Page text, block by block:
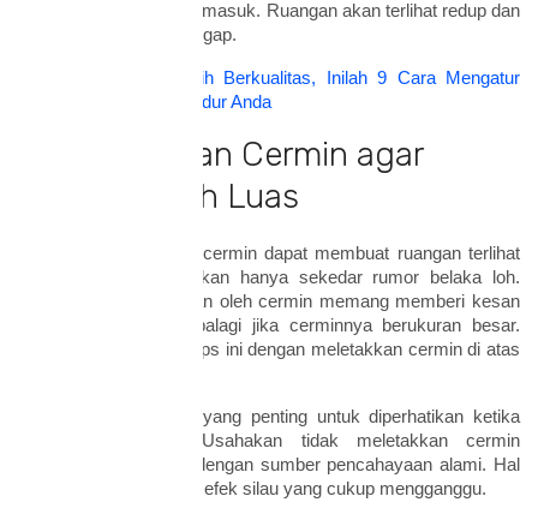
cahaya matahari untuk masuk. Ruangan akan terlihat redup dan
memberikan kesan pengap.
Tidur Lebih Berkualitas, Inilah 9 Cara Mengatur
Pencahayaan Kamar Tidur Anda
3. Manfaatkan Cermin agar
Terlihat Lebih Luas
Pernah dengar bahwa cermin dapat membuat ruangan terlihat
lebih luas? Hal ini bukan hanya sekedar rumor belaka loh.
Refleksi yang diciptakan oleh cermin memang memberi kesan
ruangan lebih lega, apalagi jika cerminnya berukuran besar.
Anda dapat mencoba tips ini dengan meletakkan cermin di atas
Namun, ada satu hal yang penting untuk diperhatikan ketika
memasang cermin. Usahakan tidak meletakkan cermin
berhadapan langsung dengan sumber pencahayaan alami. Hal
ini dapat menyebabkan efek silau yang cukup mengganggu.